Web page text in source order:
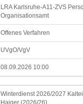
LRA Karlsruhe-A11-ZVS
Organisationsamt
Offenes Verfahren
UVgO/VgV
08.09.2026 10:00
Winterdienst 2026/2027
Haiger (2026/26)